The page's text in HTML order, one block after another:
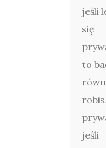
jeśli
się
to
jeśli